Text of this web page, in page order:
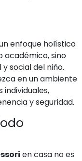
enfoque holístico
académico, sino
social del niño.
en un ambiente
individuales,
y seguridad.
en casa no es